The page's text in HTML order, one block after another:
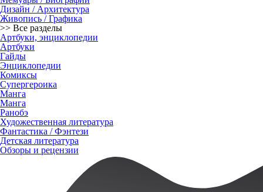
Дизайн / Архитектура
Живопись / Графика
>> Все разделы
Артбуки, энциклопедии
Артбуки
Гайды
Энциклопедии
Комиксы
Супергероика
Манга
Манга
Ранобэ
Художественная литература
Фантастика / Фэнтези
Детская литература
Обзоры и рецензии